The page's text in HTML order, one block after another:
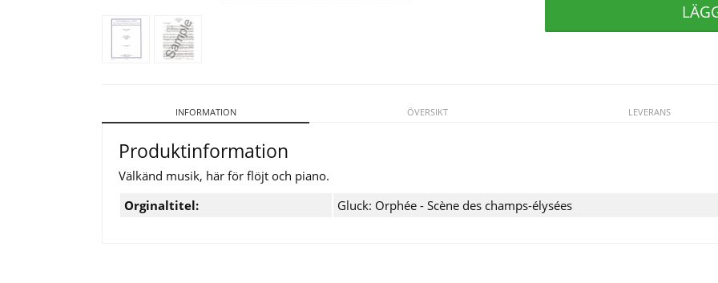
INFORMATION ÖVERSIKT LEVERANS
Produktinformation
Välkänd musik, här för flöjt och piano.
Orginaltitel:
Gluck: Orphée - Scène des champs-élysées